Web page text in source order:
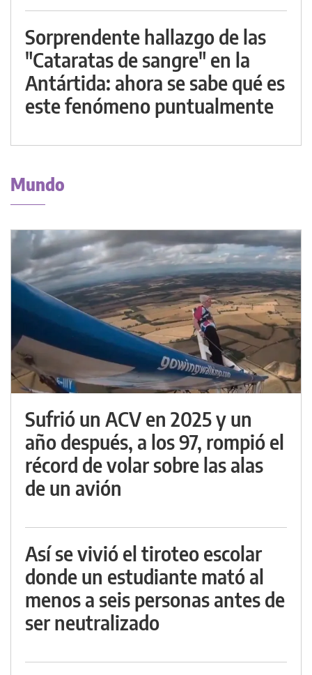
Sorprendente hallazgo de las
"Cataratas de sangre" en la
Antártida: ahora se sabe qué es
este fenómeno puntualmente
Mundo
Sufrió un ACV en 2025 y un
año después, a los 97, rompió el
récord de volar sobre las alas
de un avión
Así se vivió el tiroteo escolar
donde un estudiante mató al
menos a seis personas antes de
ser neutralizado